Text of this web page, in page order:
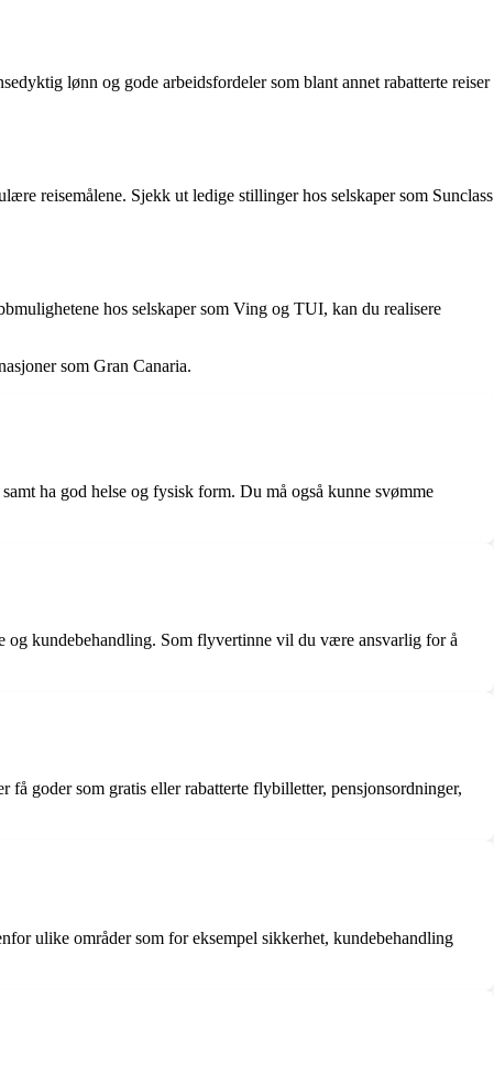
lønn og gode arbeidsfordeler som blant annet rabatterte reiser
reisemålene. Sjekk ut ledige stillinger hos selskaper som Sunclass
hos selskaper som Ving og TUI, kan du realisere
som Gran Canaria.
ha god helse og fysisk form. Du må også kunne svømme
kundebehandling. Som flyvertinne vil du være ansvarlig for å
goder som gratis eller rabatterte flybilletter, pensjonsordninger,
ulike områder som for eksempel sikkerhet, kundebehandling